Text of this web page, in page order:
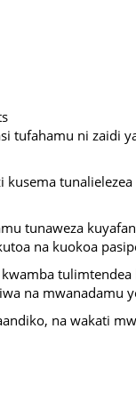
tufahamu ni zaidi
tunaweza
na kuokoa
na
na wakati